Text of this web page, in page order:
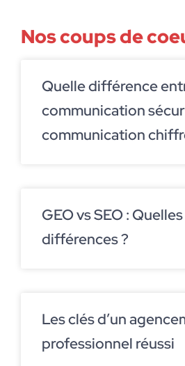
Nos coups de
Quelle différence
communication
communication
GEO vs SEO :
différences ?
Les clés d’un
professionnel réussi